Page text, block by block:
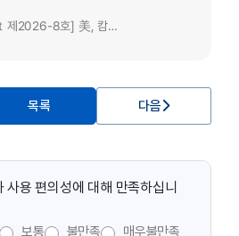
[무역안보 24 Report 제2026-8호] 美, 캄보디아에 적용된 무기금수국 제외 조치 발표.pdf
목록 다음
사용 편의성에 대해 만족하십니
보통 불만족 매우불만족